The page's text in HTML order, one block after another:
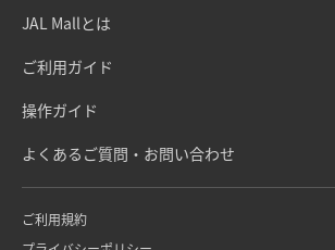
JAL Mallとは
ご利用ガイド
操作ガイド
よくあるご質問・お問い合わせ
ご利用規約